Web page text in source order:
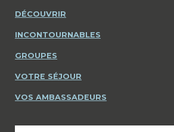
DÉCOUVRIR
INCONTOURNABLES
GROUPES
VOTRE SÉJOUR
VOS AMBASSADEURS